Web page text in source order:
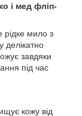
і мед фліп-
рідке мило з
завдяки
під час
кожу від